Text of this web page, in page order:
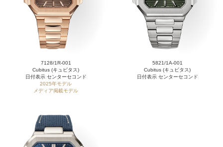
7128/1R-001
Cubitus (キュビタス)
日付表示 センターセコンド
2025年モデル
メディア掲載モデル
5821/1A-001
Cubitus (キュビタス)
日付表示 センターセコンド